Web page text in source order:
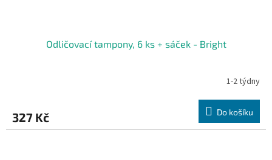
Odličovací tampony, 6 ks + sáček - Bright
1-2 týdny
327 Kč Do košíku